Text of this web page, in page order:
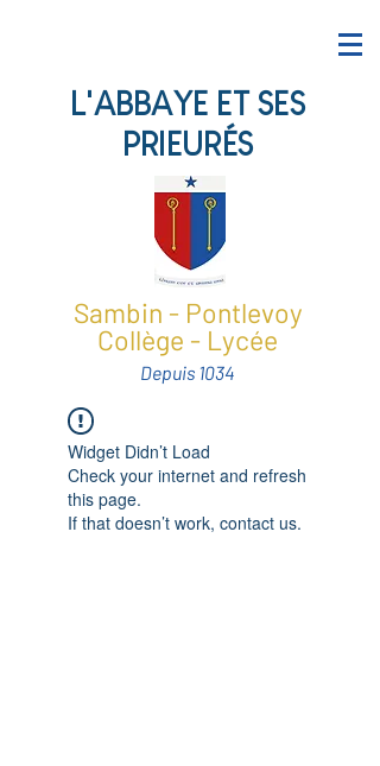
L'ABBAYE ET SES
PRIEURÉS
Sambin - Pontlevoy
Collège - Lycée
Depuis 1034
Widget Didn’t Load
Check your internet and refresh
this page.
If that doesn’t work, contact us.